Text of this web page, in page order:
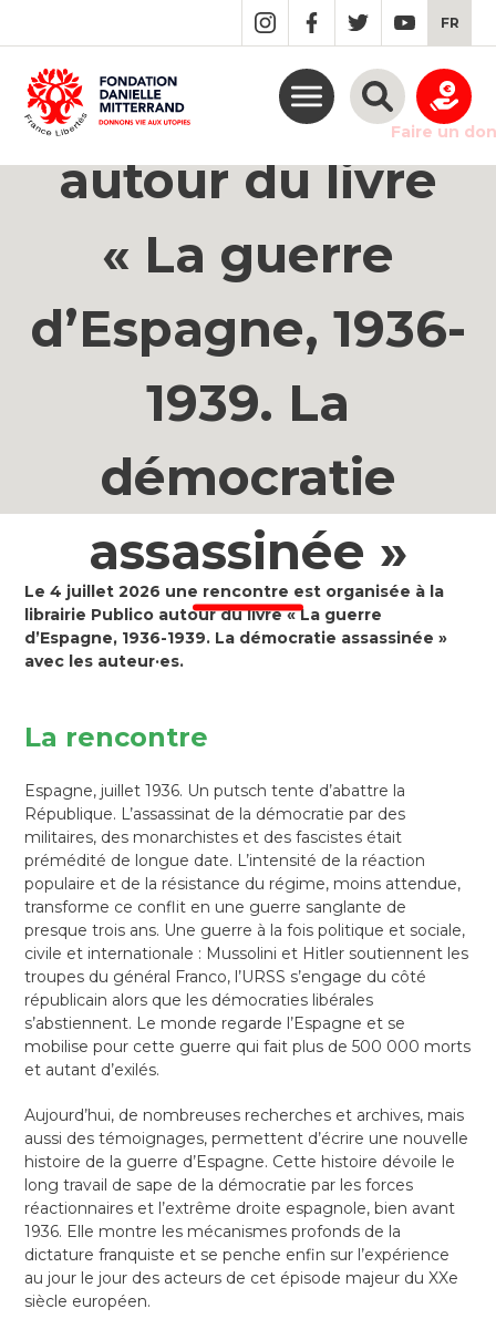
MAIN
CONTENT
FR
Faire un don
Rencontre-débat
autour du livre
« La guerre
d’Espagne, 1936-
1939. La
démocratie
assassinée »
Le 4 juillet 2026 une rencontre est organisée à la
librairie Publico autour du livre « La guerre
d’Espagne, 1936-1939. La démocratie assassinée »
avec les auteur·es.
La rencontre
Espagne, juillet 1936. Un putsch tente d’abattre la
République. L’assassinat de la démocratie par des
militaires, des monarchistes et des fascistes était
prémédité de longue date. L’intensité de la réaction
populaire et de la résistance du régime, moins attendue,
transforme ce conflit en une guerre sanglante de
presque trois ans. Une guerre à la fois politique et sociale,
civile et internationale : Mussolini et Hitler soutiennent les
troupes du général Franco, l’URSS s’engage du côté
républicain alors que les démocraties libérales
s’abstiennent. Le monde regarde l’Espagne et se
mobilise pour cette guerre qui fait plus de 500 000 morts
et autant d’exilés.
Aujourd’hui, de nombreuses recherches et archives, mais
aussi des témoignages, permettent d’écrire une nouvelle
histoire de la guerre d’Espagne. Cette histoire dévoile le
long travail de sape de la démocratie par les forces
réactionnaires et l’extrême droite espagnole, bien avant
1936. Elle montre les mécanismes profonds de la
dictature franquiste et se penche enfin sur l’expérience
au jour le jour des acteurs de cet épisode majeur du XXe
siècle européen.